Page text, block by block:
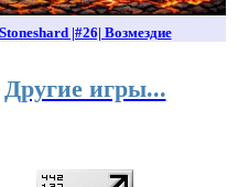
Stoneshard |#26| Возмездие
Другие игры...